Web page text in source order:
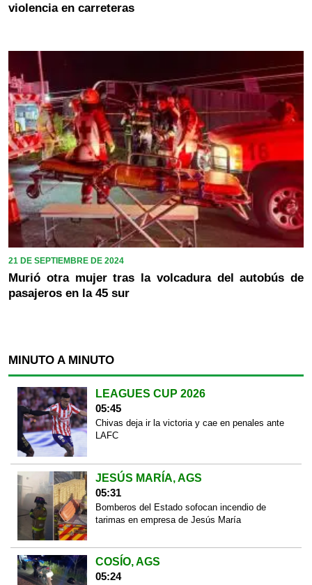
violencia en carreteras
21 DE SEPTIEMBRE DE 2024
Murió otra mujer tras la volcadura del autobús de
pasajeros en la 45 sur
MINUTO A MINUTO
LEAGUES CUP 2026
05:45
Chivas deja ir la victoria y cae en penales ante
LAFC
JESÚS MARÍA, AGS
05:31
Bomberos del Estado sofocan incendio de
tarimas en empresa de Jesús María
COSÍO, AGS
05:24